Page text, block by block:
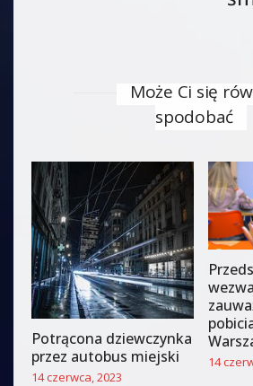
Może Ci się
spodobać
Potrącona dziewczynka
przez autobus miejski
14 czerwca, 2023
14